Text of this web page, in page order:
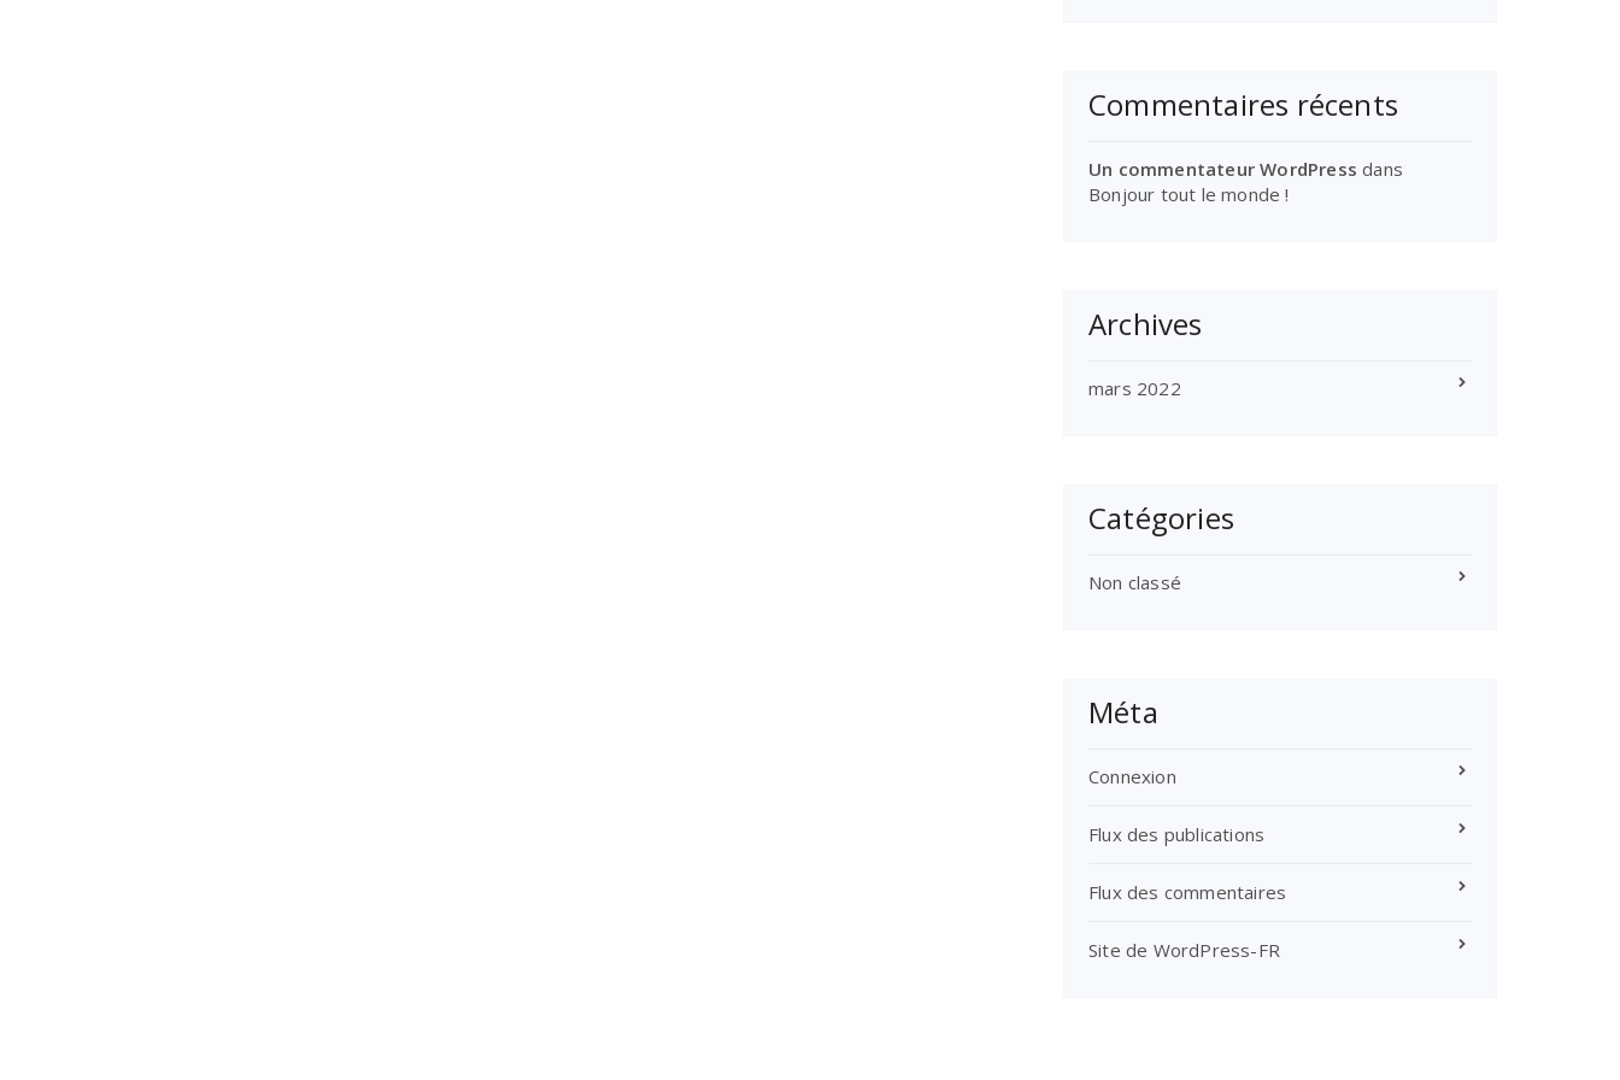
Commentaires récents
Un commentateur WordPress dans
Bonjour tout le monde !
Archives
mars 2022
Catégories
Non classé
Méta
Connexion
Flux des publications
Flux des commentaires
Site de WordPress-FR